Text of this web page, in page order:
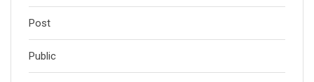
Post
Public